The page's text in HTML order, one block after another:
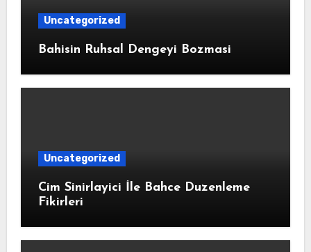
Uncategorized
Bahisin Ruhsal Dengeyi Bozmasi
Uncategorized
Cim Sinirlayici İle Bahce Duzenleme
Fikirleri